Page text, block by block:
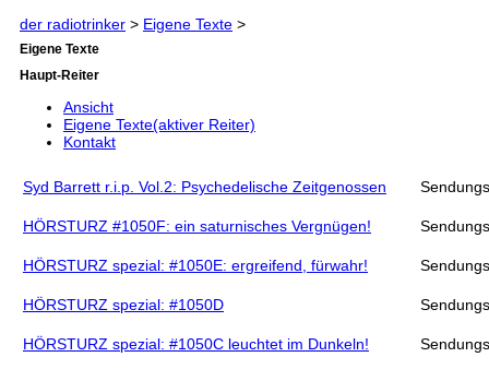
der radiotrinker > Eigene Texte >
Eigene Texte
Haupt-Reiter
Ansicht
Eigene Texte(aktiver Reiter)
Kontakt
Syd Barrett r.i.p. Vol.2: Psychedelische Zeitgenossen
HÖRSTURZ #1050F: ein saturnisches Vergnügen!
HÖRSTURZ spezial: #1050E: ergreifend, fürwahr!
HÖRSTURZ spezial: #1050D
HÖRSTURZ spezial: #1050C leuchtet im Dunkeln!